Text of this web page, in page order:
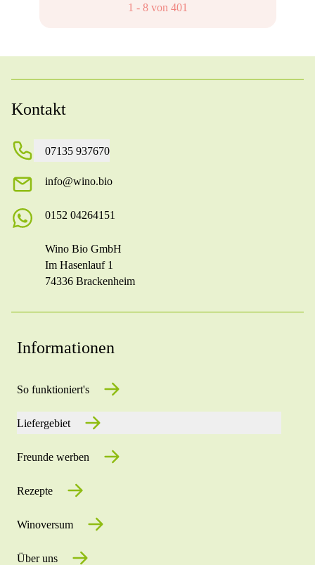
1 - 8von 401
Kontakt
07135 937670
info@wino.bio
0152 04264151
Wino Bio GmbH
Im Hasenlauf 1
74336 Brackenheim
Informationen
So funktioniert's
Liefergebiet
Freunde werben
Rezepte
Winoversum
Über uns